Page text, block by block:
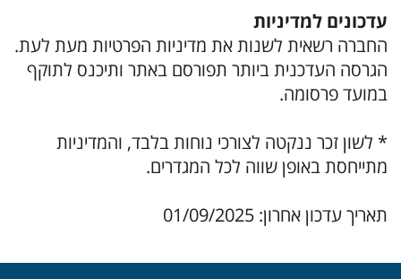
עדכונים למדיניות
החברה רשאית לשנות את מדיניות הפרטיות מעת לעת.
הגרסה העדכנית ביותר תפורסם באתר ותיכנס לתוקף
במועד פרסומה.
* לשון זכר ננקטה לצורכי נוחות בלבד, והמדיניות
מתייחסת באופן שווה לכל המגדרים.
תאריך עדכון אחרון: 01/09/2025